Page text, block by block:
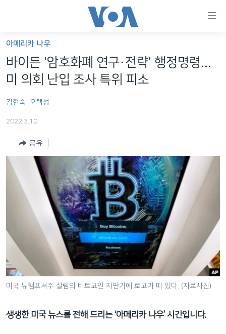
가
능
링
인
게
이
션
세계
라디오
프로그램
주파수 안내
언어 선택
아메리카 나우
바이든 '암호화폐 연구·전략' 행정명령...
미 의회 난입 조사 특위 피소
김현숙 오택성
2022.3.10
공유
미국 뉴햄프셔주 살렘의 비트코인 자판기에 로고가 떠 있다. (자료사진)
생생한 미국 뉴스를 전해 드리는 ‘아메리카 나우’ 시간입니다.